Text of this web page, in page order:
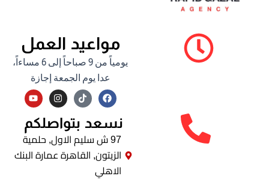
مواعيد العمل
يومياً من 9 صباحاً إلى 6 مساءاً،
عدا يوم الجمعة إجازة
F
a
e
b
o
k
n
t
a
g
a
Y
o
t
u
b
نسعد بتواصلكم
97 ش سليم الاول, حلمية
الزيتون, القاهرة عمارة البنك
الاهلي